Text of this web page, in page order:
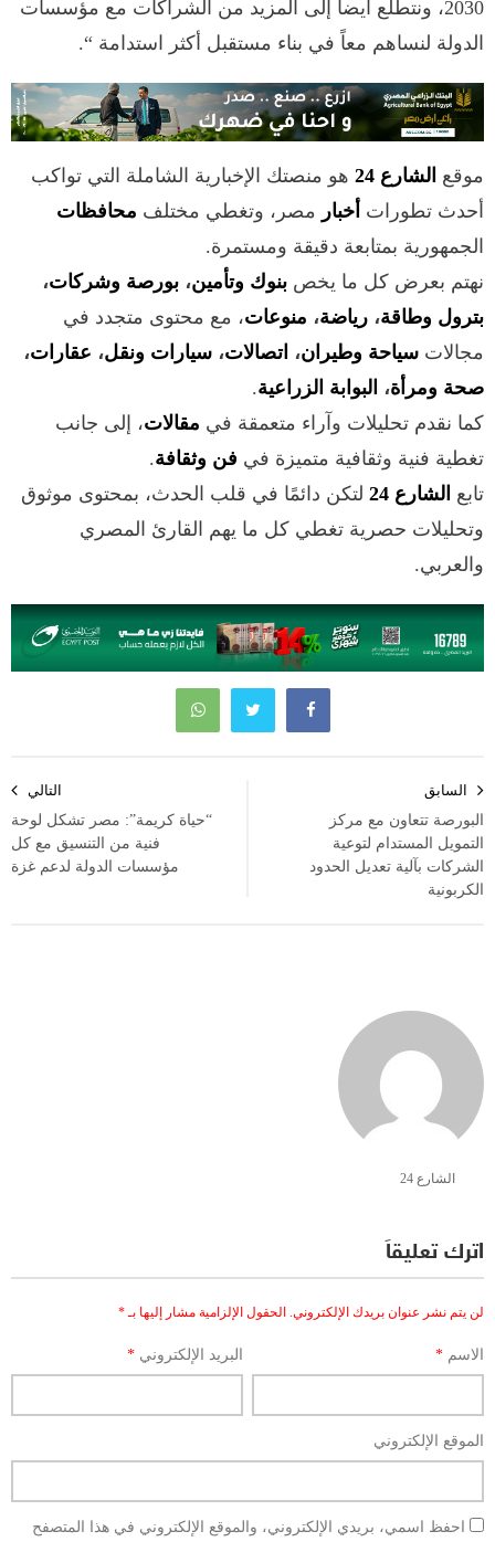
2030، ونتطلع أيضاً إلى المزيد من الشراكات مع مؤسسات
الدولة لنساهم معاً في بناء مستقبل أكثر استدامة “.
موقع الشارع 24
هو منصتك الإخبارية الشاملة التي تواكب
أحدث تطورات أخبار مصر، وتغطي مختلف محافظات
الجمهورية بمتابعة دقيقة ومستمرة.
نهتم بعرض كل ما يخص بنوك وتأمين، بورصة وشركات،
بترول وطاقة، رياضة، منوعات، مع محتوى متجدد في
مجالات سياحة وطيران، اتصالات، سيارات ونقل، عقارات،
صحة ومرأة، البوابة الزراعية.
كما نقدم تحليلات وآراء متعمقة في مقالات، إلى جانب
تغطية فنية وثقافية متميزة في فن وثقافة.
تابع الشارع 24
لتكن دائمًا في قلب الحدث، بمحتوى موثوق
وتحليلات حصرية تغطي كل ما يهم القارئ المصري
والعربي.
المقالات
السابق
البورصة تتعاون مع مركز
التمويل المستدام لتوعية
الشركات بآلية تعديل الحدود
الكربونية
التالي
“حياة كريمة”: مصر تشكل لوحة
فنية من التنسيق مع كل
مؤسسات الدولة لدعم غزة
الشارع 24
اترك تعليقاً
لن يتم نشر عنوان بريدك الإلكتروني. الحقول الإلزامية مشار إليها بـ*
الاسم * البريد الإلكتروني*
الموقع الإلكتروني
احفظ اسمي، بريدي الإلكتروني، والموقع الإلكتروني في هذا المتصفح